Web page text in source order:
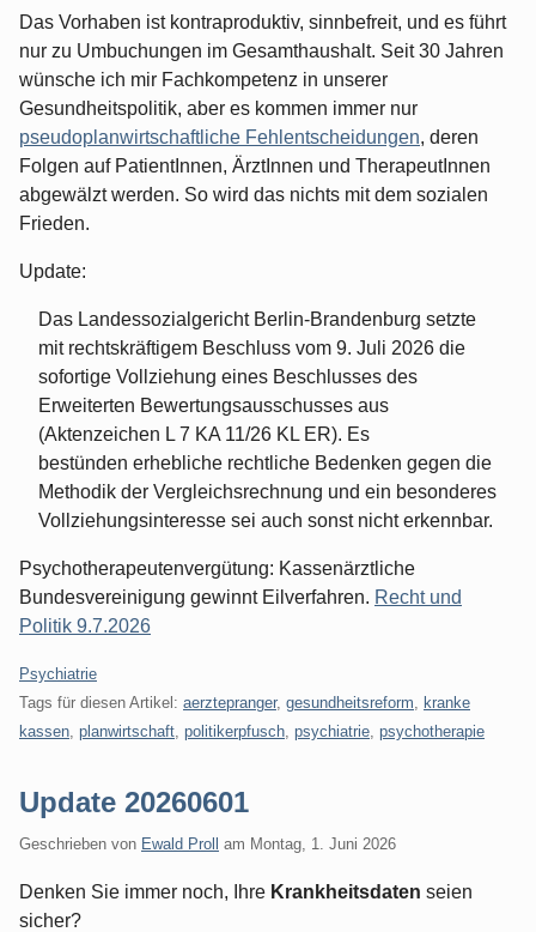
Das Vorhaben ist kontraproduktiv, sinnbefreit, und es führt
nur zu Umbuchungen im Gesamthaushalt. Seit 30 Jahren
wünsche ich mir Fachkompetenz in unserer
Gesundheitspolitik, aber es kommen immer nur
pseudoplanwirtschaftliche Fehlentscheidungen, deren
Folgen auf PatientInnen, ÄrztInnen und TherapeutInnen
abgewälzt werden. So wird das nichts mit dem sozialen
Frieden.
Update:
Das Landessozialgericht Berlin-Brandenburg setzte
mit rechtskräftigem Beschluss vom 9. Juli 2026 die
sofortige Vollziehung eines Beschlusses des
Erweiterten Bewertungsausschusses aus
(Aktenzeichen L 7 KA 11/26 KL ER). Es
bestünden erhebliche rechtliche Bedenken gegen die
Methodik der Vergleichsrechnung und ein besonderes
Vollziehungsinteresse sei auch sonst nicht erkennbar.
Psychotherapeutenvergütung: Kassenärztliche
Bundesvereinigung gewinnt Eilverfahren. Recht und
Politik 9.7.2026
Kategorien:
Psychiatrie
Tags für diesen Artikel: aerztepranger, gesundheitsreform
kranke
kassen planwirtschaft politikerpfusch psychiatrie psychotherapie
Update 20260601
Geschrieben von Ewald Proll am Montag, 1. Juni 2026
Denken Sie immer noch, Ihre Krankheitsdaten seien
sicher?